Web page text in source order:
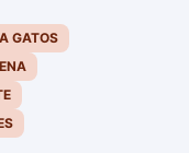
GATOS